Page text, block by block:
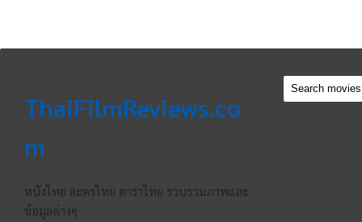
ThaiFilmReviews.co
m
หนังไทย ละครไทย ดาราไทย รวบรวมภาพและ
ข้อมูลต่างๆ